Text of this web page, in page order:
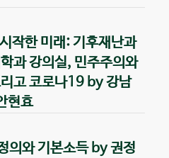
작한 미래: 기후재난과
과 강의실, 민주주의와
고 코로나19 by 강남
현효
의와 기본소득 by 권정